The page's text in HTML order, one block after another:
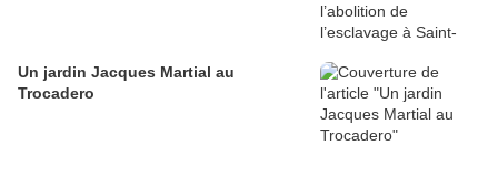
Un jardin Jacques Martial au
Trocadero